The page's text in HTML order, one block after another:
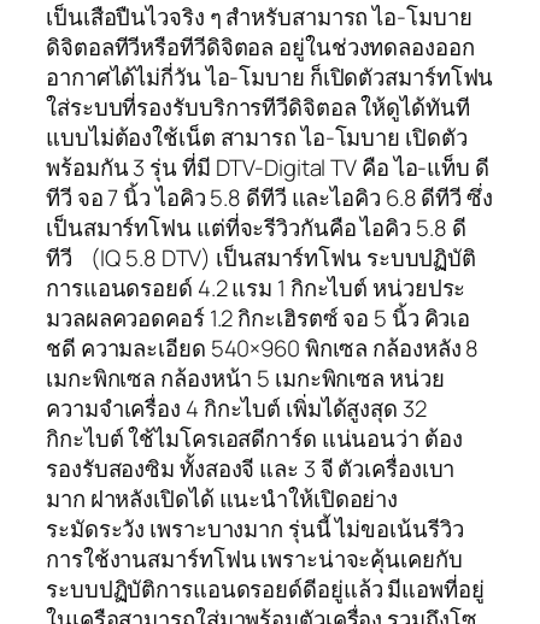
เป็นเสือปืนไวจริง ๆ สำหรับสามารถ ไอ-โมบาย
ดิจิตอลทีวีหรือทีวีดิจิตอล อยู่ในช่วงทดลองออก
อากาศได้ไม่กี่วัน ไอ-โมบาย ก็เปิดตัวสมาร์ทโฟน
ใส่ระบบที่รองรับบริการทีวีดิจิตอล ให้ดูได้ทันที
แบบไม่ต้องใช้เน็ต สามารถ ไอ-โมบาย เปิดตัว
พร้อมกัน 3 รุ่น ที่มี DTV-Digital TV คือ ไอ-แท็บ ดี
ทีวี จอ 7 นิ้ว ไอคิว 5.8 ดีทีวี และไอคิว 6.8 ดีทีวี ซึ่ง
เป็นสมาร์ทโฟน แต่ที่จะรีวิวกันคือ ไอคิว 5.8 ดี
ทีวี (IQ 5.8 DTV) เป็นสมาร์ทโฟน ระบบปฏิบัติ
การแอนดรอยด์ 4.2 แรม 1 กิกะไบต์ หน่วยประ
มวลผลควอดคอร์ 1.2 กิกะเฮิรตซ์ จอ 5 นิ้ว คิวเอ
ชดี ความละเอียด 540×960 พิกเซล กล้องหลัง 8
เมกะพิกเซล กล้องหน้า 5 เมกะพิกเซล หน่วย
ความจำเครื่อง 4 กิกะไบต์ เพิ่มได้สูงสุด 32
กิกะไบต์ ใช้ไมโครเอสดีการ์ด แน่นอนว่า ต้อง
รองรับสองซิม ทั้งสองจี และ 3 จี ตัวเครื่องเบา
มาก ฝาหลังเปิดได้ แนะนำให้เปิดอย่าง
ระมัดระวัง เพราะบางมาก รุ่นนี้ ไม่ขอเน้นรีวิว
การใช้งานสมาร์ทโฟน เพราะน่าจะคุ้นเคยกับ
ระบบปฏิบัติการแอนดรอยด์ดีอยู่แล้ว มีแอพที่อยู่